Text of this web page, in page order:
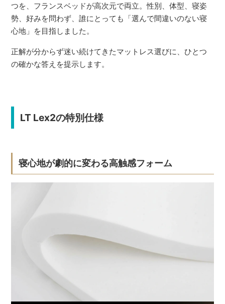
つを、フランスベッドが高次元で両立。性別、体型、寝姿
勢、好みを問わず、誰にとっても「選んで間違いのない寝
心地」を目指しました。
正解が分からず迷い続けてきたマットレス選びに、ひとつ
の確かな答えを提示します。
LT Lex2の特別仕様
寝心地が劇的に変わる高触感フォーム